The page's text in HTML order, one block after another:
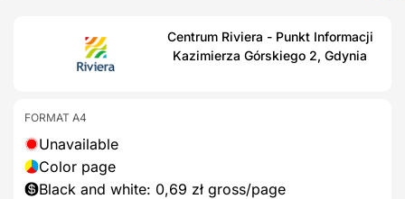
Centrum Riviera - Punkt Informacji
Kazimierza Górskiego 2, Gdynia
FORMAT A4
Unavailable
Color page
Black and white: 0,69 zł gross/page